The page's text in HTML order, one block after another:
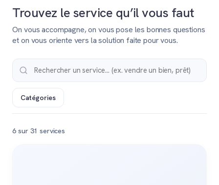
Trouvez le service qu’il vous faut
On vous accompagne, on vous pose les bonnes questions
et on vous oriente vers la solution faite pour vous.
Catégories
6 sur 31 services